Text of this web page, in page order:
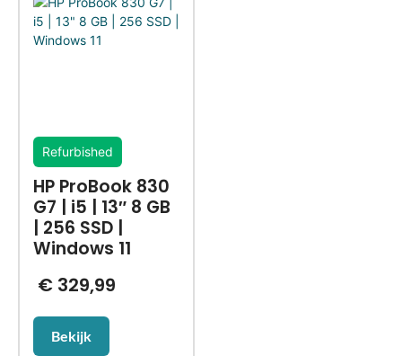
Refurbished
HP ProBook 830
G7 | i5 | 13″ 8 GB
| 256 SSD |
Windows 11
€329,99
Bekijk